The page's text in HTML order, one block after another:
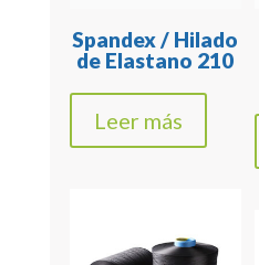
Spandex / Hilado
de Elastano 210
Leer más